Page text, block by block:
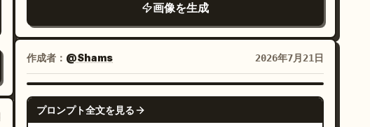
ボクセル／粘土ブロック。", "The_Layout": "左右
の余白には編集記事のテキストカラム、太字の見出
し、「Secret Stats」ボックスを配置。",
"The_Callouts": "AI_INFER（3D モデル内の隠しイ
ースターエッグ）を囲む赤い円と、それを 2D の余白
テキストへ繋ぐ赤い線。" }, "Aesthetic": "わずかに
画像を生成
作成者： @Shams 2026年7月21日
GPT IMAGE 2
プロンプト全文を見る